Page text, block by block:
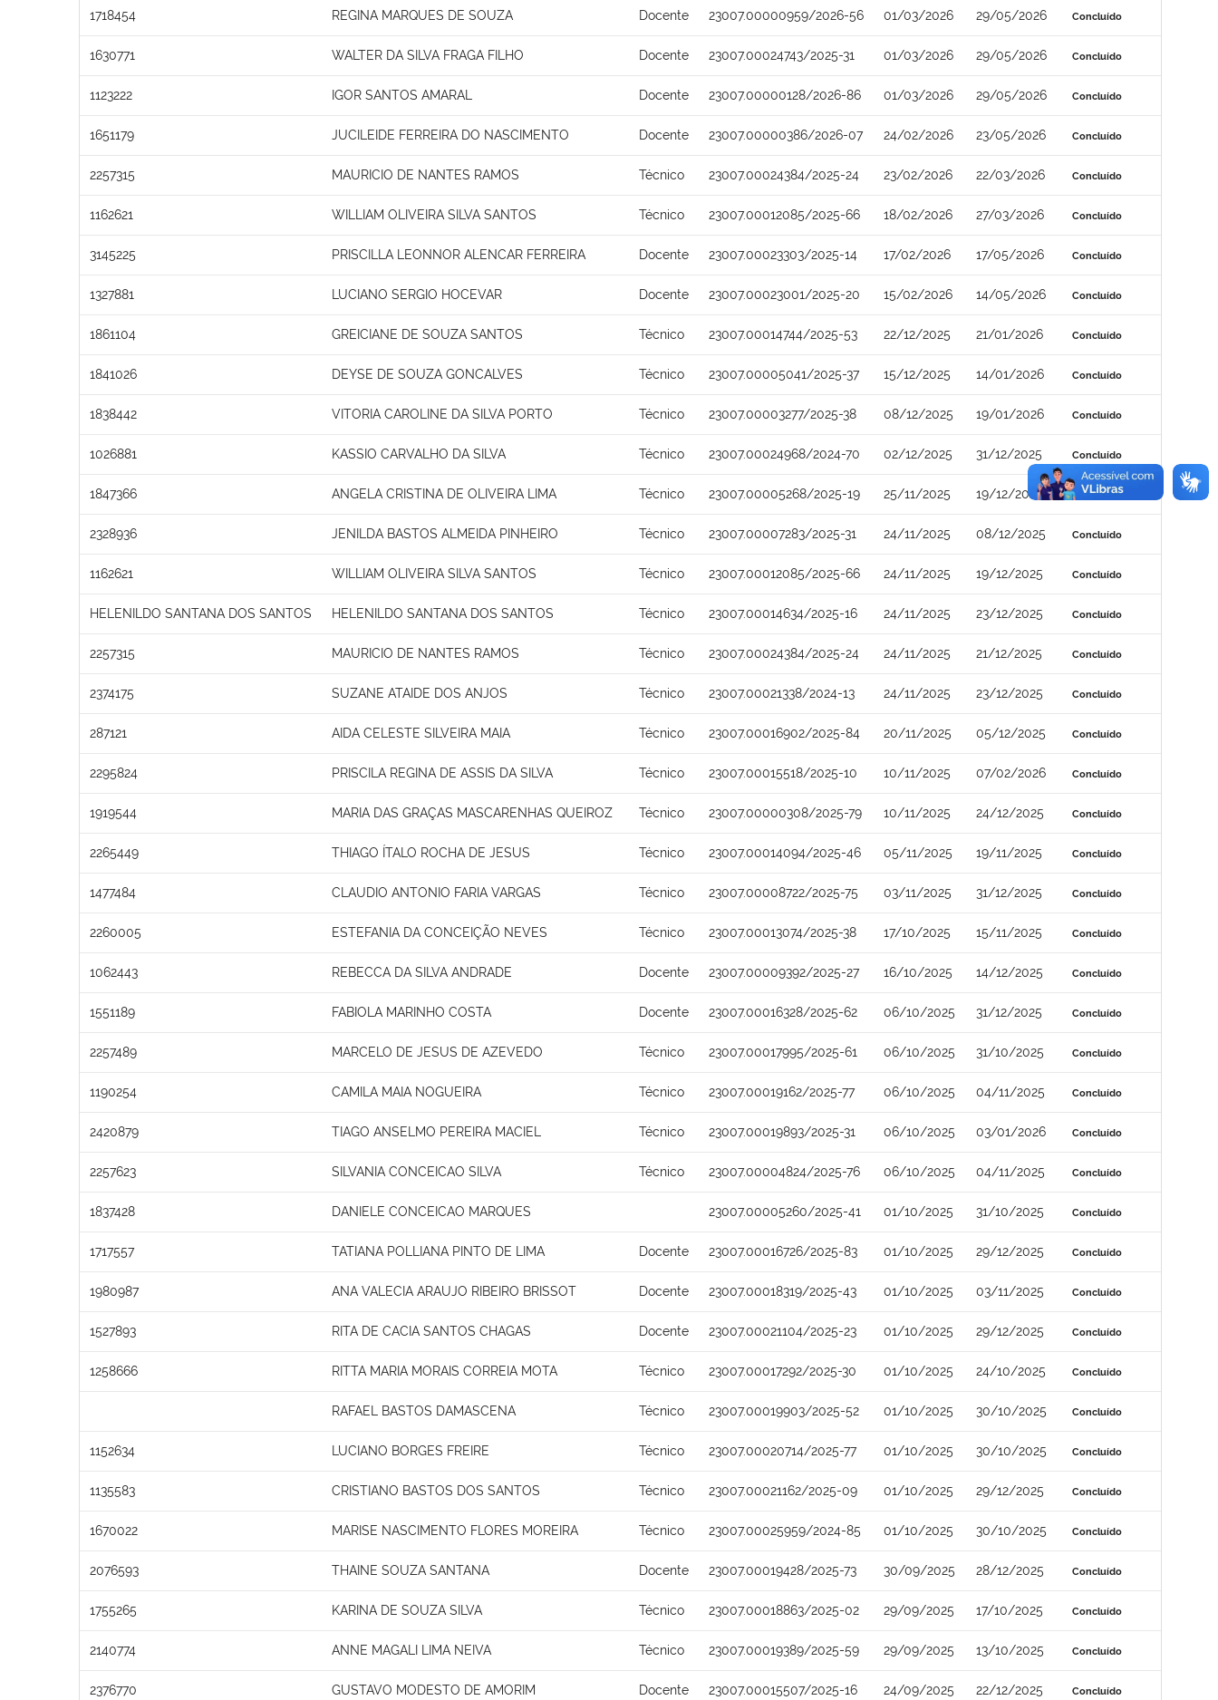
1718454 REGINA MARQUES DE SOUZA Docente 23007.00000959/2026-56 01/03/2026 29/05/2026 Concluído
1630771 WALTER DA SILVA FRAGA FILHO Docente 23007.00024743/2025-31 01/03/2026 29/05/2026 Concluído
1123222 IGOR SANTOS AMARAL Docente 23007.00000128/2026-86 01/03/2026 29/05/2026 Concluído
1651179 JUCILEIDE FERREIRA DO NASCIMENTO Docente 23007.00000386/2026-07 24/02/2026 23/05/2026 Concluído
2257315 MAURICIO DE NANTES RAMOS Técnico 23007.00024384/2025-24 23/02/2026 22/03/2026 Concluído
1162621 WILLIAM OLIVEIRA SILVA SANTOS Técnico 23007.00012085/2025-66 18/02/2026 27/03/2026 Concluído
3145225 PRISCILLA LEONNOR ALENCAR FERREIRA Docente 23007.00023303/2025-14 17/02/2026 17/05/2026 Concluído
1327881 LUCIANO SERGIO HOCEVAR Docente 23007.00023001/2025-20 15/02/2026 14/05/2026 Concluído
1861104 GREICIANE DE SOUZA SANTOS Técnico 23007.00014744/2025-53 22/12/2025 21/01/2026 Concluído
1841026 DEYSE DE SOUZA GONCALVES Técnico 23007.00005041/2025-37 15/12/2025 14/01/2026 Concluído
1838442 VITORIA CAROLINE DA SILVA PORTO Técnico 23007.00003277/2025-38 08/12/2025 19/01/2026 Concluído
1026881 KASSIO CARVALHO DA SILVA Técnico 23007.00024968/2024-70 02/12/2025 31/12/2025 Concluído
1847366 ANGELA CRISTINA DE OLIVEIRA LIMA Técnico 23007.00005268/2025-19 25/11/2025 19/12/2025 Concluído
2328936 JENILDA BASTOS ALMEIDA PINHEIRO Técnico 23007.00007283/2025-31 24/11/2025 08/12/2025 Concluído
1162621 WILLIAM OLIVEIRA SILVA SANTOS Técnico 23007.00012085/2025-66 24/11/2025 19/12/2025 Concluído
HELENILDO SANTANA DOS SANTOS HELENILDO SANTANA DOS SANTOS Técnico 23007.00014634/2025-16 24/11/2025 23/12/2025 Concluído
2257315 MAURICIO DE NANTES RAMOS Técnico 23007.00024384/2025-24 24/11/2025 21/12/2025 Concluído
2374175 SUZANE ATAIDE DOS ANJOS Técnico 23007.00021338/2024-13 24/11/2025 23/12/2025 Concluído
287121 AIDA CELESTE SILVEIRA MAIA Técnico 23007.00016902/2025-84 20/11/2025 05/12/2025 Concluído
2295824 PRISCILA REGINA DE ASSIS DA SILVA Técnico 23007.00015518/2025-10 10/11/2025 07/02/2026 Concluído
1919544 MARIA DAS GRAÇAS MASCARENHAS QUEIROZ Técnico 23007.00000308/2025-79 10/11/2025 24/12/2025 Concluído
2265449 THIAGO ÍTALO ROCHA DE JESUS Técnico 23007.00014094/2025-46 05/11/2025 19/11/2025 Concluído
1477484 CLAUDIO ANTONIO FARIA VARGAS Técnico 23007.00008722/2025-75 03/11/2025 31/12/2025 Concluído
2260005 ESTEFANIA DA CONCEIÇÃO NEVES Técnico 23007.00013074/2025-38 17/10/2025 15/11/2025 Concluído
1062443 REBECCA DA SILVA ANDRADE Docente 23007.00009392/2025-27 16/10/2025 14/12/2025 Concluído
1551189 FABIOLA MARINHO COSTA Docente 23007.00016328/2025-62 06/10/2025 31/12/2025 Concluído
2257489 MARCELO DE JESUS DE AZEVEDO Técnico 23007.00017995/2025-61 06/10/2025 31/10/2025 Concluído
1190254 CAMILA MAIA NOGUEIRA Técnico 23007.00019162/2025-77 06/10/2025 04/11/2025 Concluído
2420879 TIAGO ANSELMO PEREIRA MACIEL Técnico 23007.00019893/2025-31 06/10/2025 03/01/2026 Concluído
2257623 SILVANIA CONCEICAO SILVA Técnico 23007.00004824/2025-76 06/10/2025 04/11/2025 Concluído
1837428 DANIELE CONCEICAO MARQUES 23007.00005260/2025-41 01/10/2025 31/10/2025 Concluído
1717557 TATIANA POLLIANA PINTO DE LIMA Docente 23007.00016726/2025-83 01/10/2025 29/12/2025 Concluído
1980987 ANA VALECIA ARAUJO RIBEIRO BRISSOT Docente 23007.00018319/2025-43 01/10/2025 03/11/2025 Concluído
1527893 RITA DE CACIA SANTOS CHAGAS Docente 23007.00021104/2025-23 01/10/2025 29/12/2025 Concluído
1258666 RITTA MARIA MORAIS CORREIA MOTA Técnico 23007.00017292/2025-30 01/10/2025 24/10/2025 Concluído
RAFAEL BASTOS DAMASCENA Técnico 23007.00019903/2025-52 01/10/2025 30/10/2025 Concluído
1152634 LUCIANO BORGES FREIRE Técnico 23007.00020714/2025-77 01/10/2025 30/10/2025 Concluído
1135583 CRISTIANO BASTOS DOS SANTOS Técnico 23007.00021162/2025-09 01/10/2025 29/12/2025 Concluído
1670022 MARISE NASCIMENTO FLORES MOREIRA Técnico 23007.00025959/2024-85 01/10/2025 30/10/2025 Concluído
2076593 THAINE SOUZA SANTANA Docente 23007.00019428/2025-73 30/09/2025 28/12/2025 Concluído
1755265 KARINA DE SOUZA SILVA Técnico 23007.00018863/2025-02 29/09/2025 17/10/2025 Concluído
2140774 ANNE MAGALI LIMA NEIVA Técnico 23007.00019389/2025-59 29/09/2025 13/10/2025 Concluído
2376770 GUSTAVO MODESTO DE AMORIM Docente 23007.00015507/2025-16 24/09/2025 22/12/2025 Concluído